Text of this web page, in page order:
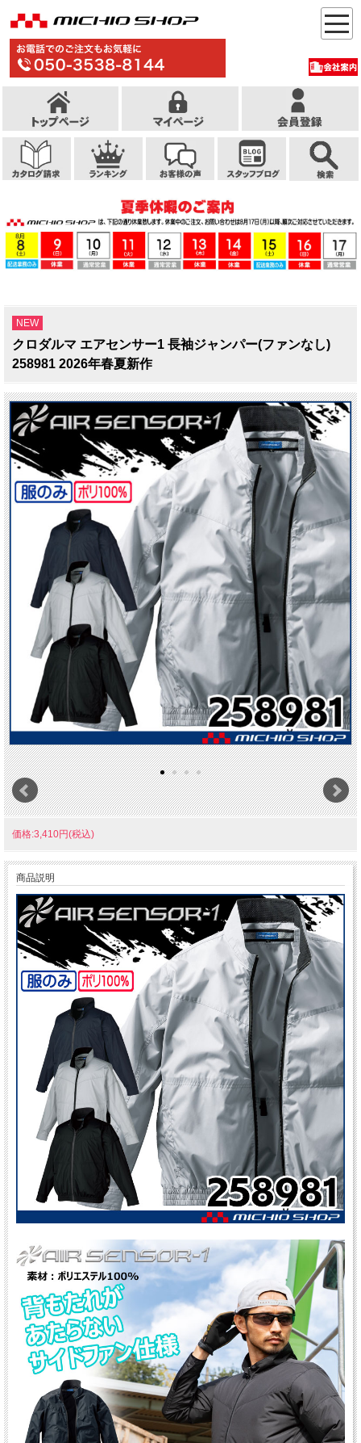
NEW
クロダルマ エアセンサー1 長袖ジャンパー(ファンなし)
258981 2026年春夏新作
価格:3,410円(税込)
商品説明